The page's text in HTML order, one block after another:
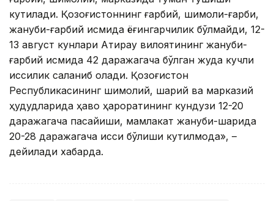
кутилади. Қозоғистоннинг ғарбий, шимоли-ғарби,
жануби-ғарбий қисмида ёғингарчилик бўлмайди, 12-
13 август кунлари Атирау вилоятининг жануби-
ғарбий қисмида 42 даражагача бўлган жуда кучли
иссиқлик сақланиб қолади. Қозоғистон
Республикасининг шимолий, шарқий ва марказий
ҳудудларида ҳаво ҳароратининг кундузи 12-20
даражагача пасайиши, мамлакат жануби-шарқида
20-28 даражагача иссиқ бўлиши кутилмоқда», –
дейилади хабарда.